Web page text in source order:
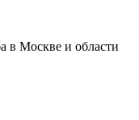
в Москве и области